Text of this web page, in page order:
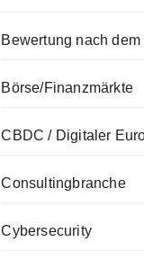
Bewertung nach
Börse/Finanzmärkte
CBDC / Digitaler
Consultingbranche
Cybersecurity